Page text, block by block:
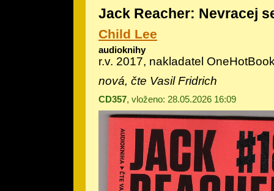
Jack Reacher: Nevracej
Child Lee
audioknihy
r.v. 2017, nakladatel
nová, čte Vasil Fridrich
CD357, vloženo: 28.05.2026 16:09